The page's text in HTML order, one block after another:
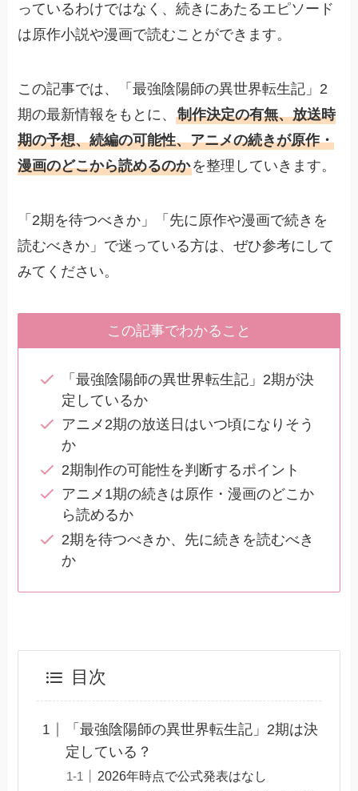
っているわけではなく、続きにあたるエピソード
は原作小説や漫画で読むことができます。
この記事では、「最強陰陽師の異世界転生記」2
期の最新情報をもとに、制作決定の有無、放送時
期の予想、続編の可能性、アニメの続きが原作・
漫画のどこから読めるのかを整理していきます。
「2期を待つべきか」「先に原作や漫画で続きを
読むべきか」で迷っている方は、ぜひ参考にして
みてください。
この記事でわかること
「最強陰陽師の異世界転生記」2期が決
定しているか
アニメ2期の放送日はいつ頃になりそう
か
2期制作の可能性を判断するポイント
アニメ1期の続きは原作・漫画のどこか
ら読めるか
2期を待つべきか、先に続きを読むべき
か
目次
「最強陰陽師の異世界転生記」2期は決
定している？
2026年時点で公式発表はなし